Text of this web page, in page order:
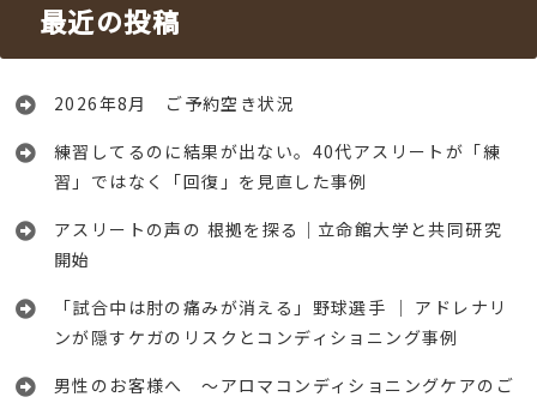
最近の投稿
2026年8月 ご予約空き状況
練習してるのに結果が出ない。40代アスリートが「練
習」ではなく「回復」を見直した事例
アスリートの声の 根拠を探る｜立命館大学と共同研究
開始
「試合中は肘の痛みが消える」野球選手 │ アドレナリ
ンが隠すケガのリスクとコンディショニング事例
男性のお客様へ ～アロマコンディショニングケアのご